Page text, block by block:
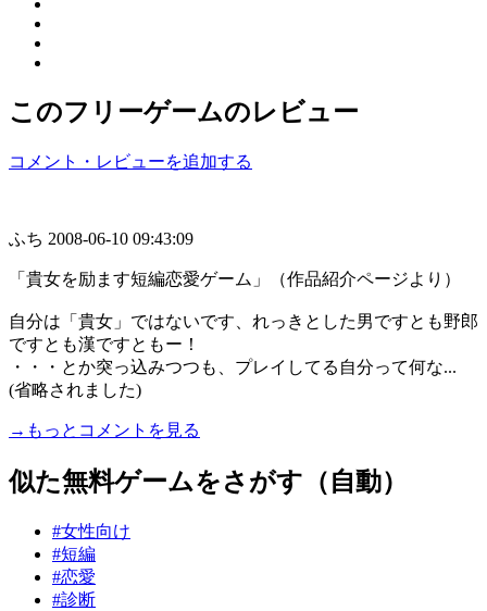
このフリーゲームのレビュー
コメント・レビューを追加する
ふち 2008-06-10 09:43:09
「貴女を励ます短編恋愛ゲーム」（作品紹介ページより）
自分は「貴女」ではないです、れっきとした男ですとも野郎
ですとも漢ですともー！
・・・とか突っ込みつつも、プレイしてる自分って何な...
(省略されました)
→もっとコメントを見る
似た無料ゲームをさがす（自動）
#女性向け
#短編
#恋愛
#診断